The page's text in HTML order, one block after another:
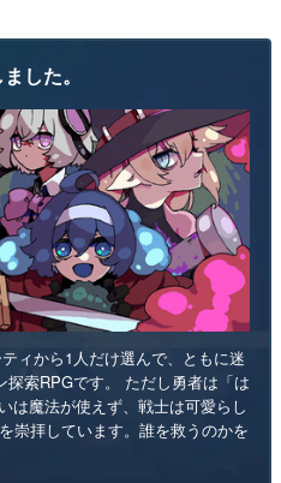
した。
ィから1人だけ選んで、ともに迷
索RPGです。 ただし勇者は「は
は魔法が使えず、戦士は可愛らし
崇拝しています。誰を救うのかを